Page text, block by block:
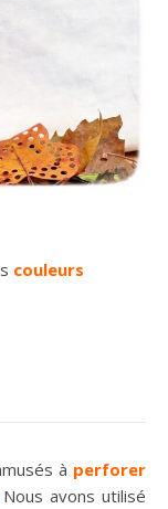
couleurs
à perforer
avons utilisé